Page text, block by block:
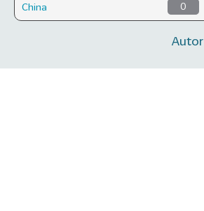
China 0
Autor